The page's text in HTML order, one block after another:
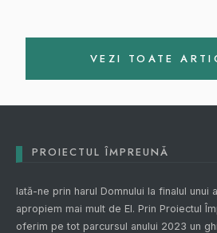
VEZI TOATE
PROIECTUL ÎMPREUNĂ
Iată-ne prin harul Domnului la finalul unui
apropiem mai mult de El. Prin Proiectul
oferim pe tot parcursul anului 2023 un